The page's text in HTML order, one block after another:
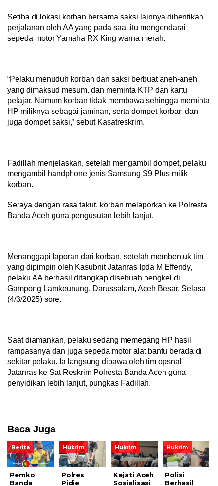
Setiba di lokasi korban bersama saksi lainnya dihentikan
perjalanan oleh AA yang pada saat itu mengendarai
sepeda motor Yamaha RX King warna merah.
“Pelaku menuduh korban dan saksi berbuat aneh-aneh
yang dimaksud mesum, dan meminta KTP dan kartu
pelajar. Namum korban tidak membawa sehingga meminta
HP miliknya sebagai jaminan, serta dompet korban dan
juga dompet saksi,” sebut Kasatreskrim.
Fadillah menjelaskan, setelah mengambil dompet, pelaku
mengambil handphone jenis Samsung S9 Plus milik
korban.
Seraya dengan rasa takut, korban melaporkan ke Polresta
Banda Aceh guna pengusutan lebih lanjut.
Menanggapi laporan dari korban, setelah membentuk tim
yang dipimpin oleh Kasubnit Jatanras Ipda M Effendy,
pelaku AA berhasil ditangkap disebuah bengkel di
Gampong Lamkeunung, Darussalam, Aceh Besar, Selasa
(4/3/2025) sore.
Saat diamankan, pelaku sedang memegang HP hasil
rampasanya dan juga sepeda motor alat bantu berada di
sekitar pelaku. Ia langsung dibawa oleh tim opsnal
Jatanras ke Sat Reskrim Polresta Banda Aceh guna
penyidikan lebih lanjut, pungkas Fadillah.
Baca Juga
Berita
Pemko
Banda
Hukrim
Polres
Pidie
Hukrim
Kejati Aceh
Sosialisasi
Hukrim
Polisi
Berhasil